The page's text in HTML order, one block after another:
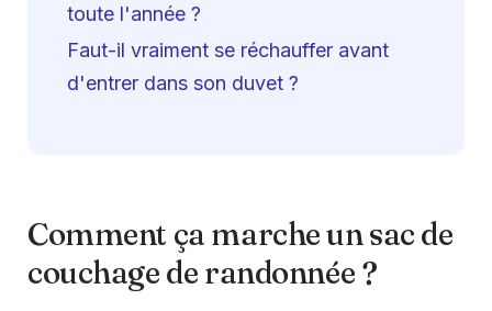
toute l'année ?
Faut-il vraiment se réchauffer avant
d'entrer dans son duvet ?
Comment ça marche un sac de
couchage de randonnée ?